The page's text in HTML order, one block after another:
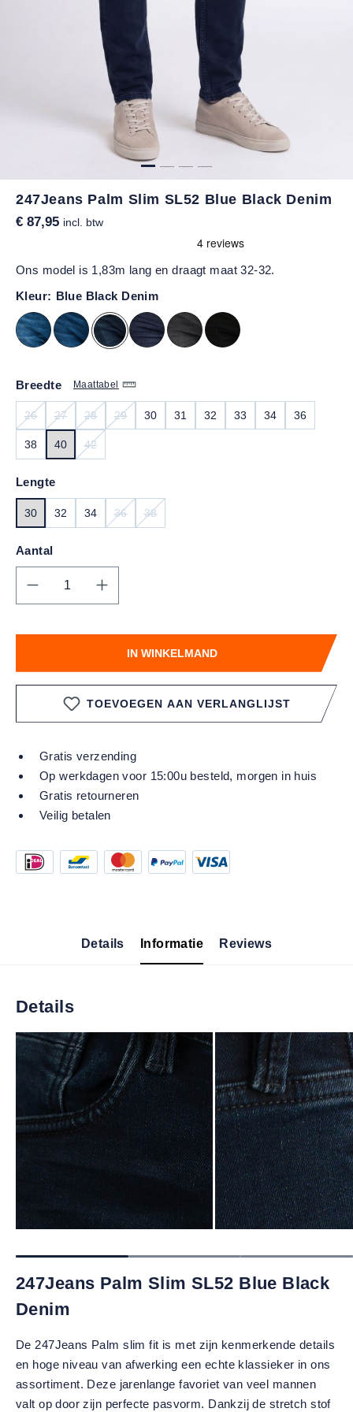
247Jeans Palm Slim SL52 Blue Black Denim
€ 87,95 incl. btw
Ons model is 1,83m lang en draagt maat 32-32.
Kleur: Blue Black Denim
Maattabel
Breedte
26
(DEZE OPTIE IS MOMENTEEL NIET BESCHIKBAAR.)
27
(DEZE OPTIE IS MOMENTEEL NIET BESCHIKBAAR.)
28
(DEZE OPTIE IS MOMENTEEL NIET BESCHIKBAAR.)
29 30 31 32 33 34 36
38 40 42
Lengte
30 32 34 36
(DEZE OPTIE IS MOMENTEEL NIET
38
Aantal
Producthoeveelheid: Voer de gewenste
IN WINKELMAND
TOEVOEGEN AAN VERLANGLIJST
Gratis verzending
Op werkdagen voor 15:00u besteld, morgen in huis
Gratis retourneren
Veilig betalen
Details Informatie Reviews
Details
247Jeans Palm Slim SL52 Blue Black
Denim
De 247Jeans Palm slim fit is met zijn kenmerkende details
en hoge niveau van afwerking een echte klassieker in ons
assortiment. Deze jarenlange favoriet van veel mannen
valt op door zijn perfecte pasvorm. Dankzij de stretch stof